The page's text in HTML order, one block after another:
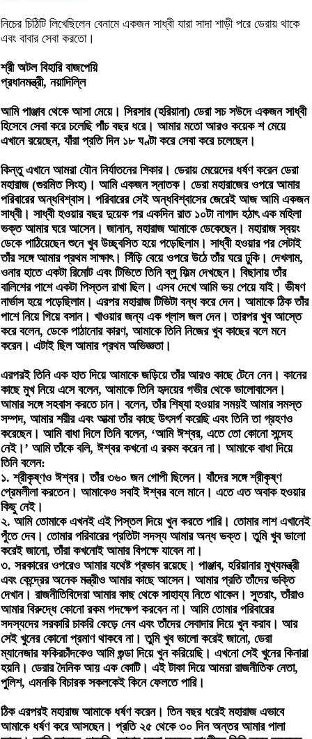
নিচের চিঠিটি লিখেছিলেন বেনামে একজন সাধ্বী যারা সাদা শাড়ী পরে ডেরায় থাকে
এবং বাবার সেবা করতো।
শ্রী অটল বিহারি বাজপেয়ি
প্রধানমন্ত্রী, নয়াদিল্লি
আমি পাঞ্জাব থেকে আসা মেয়ে। সিরসার (হরিয়ানা) ডেরা সচ সউদে একজন সাধ্বী
হিসেবে সেবা করে চলেছি পাঁচ বছর ধরে। আমার মতো আরও কয়েক শ মেয়ে
এখানে রয়েছেন, যাঁরা প্রতি দিন ১৮ ঘণ্টা করে সেবা করে চলেছেন।
কিন্তু এখানে আমরা যৌন নির্যাতনের শিকার। ডেরায় মেয়েদের ধর্ষণ করেন ডেরা
মহারাজ (গুরমিত সিংহ)। আমি একজন স্নাতক। ডেরা মহারাজের ওপরে আমার
পরিবারের অন্ধবিশ্বাস‌‌। পরিবারের সেই অন্ধবিশ্বাসের জেরেই আজ আমি একজন
সাধ্বী। সাধ্বী হওয়ার বছর দুয়েক পর একদিন রাত ১০টা নাগাদ হঠাৎ এক মহিলা
ভক্ত আমার ঘরে আসেন। জানান, মহারাজ আমাকে ডেকেছেন। মহারাজ স্বয়ং
ডেকে পাঠিয়েছেন শুনে খুব উচ্ছ্বসিত হয়ে পড়েছিলাম। সাধ্বী হওয়ার পর সেটাই
তাঁর সঙ্গে আমার প্রথম সাক্ষাৎ। সিঁড়ি বেয়ে ওপরে উঠে তাঁর ঘরে ঢুকি। দেখলাম,
ওনার হাতে একটা রিমোট এবং টিভিতে তিনি ব্লু ফিল্ম দেখছেন। বিছানায় তাঁর
বালিশের পাশে একটা পিস্তল রাখা ছিল। এসব দেখে আমি ভয় পেয়ে যাই। ভীষণ
নার্ভাস হয়ে পড়েছিলাম। এরপর মহারাজ টিভিটা বন্ধ করে দেন। আমাকে ঠিক তাঁর
পাশে নিয়ে গিয়ে বসান। খাওয়ার জন্য এক গ্লাস জল দেন। তারপর খুব আস্তে
করে বলেন, ডেকে পাঠানোর কারণ, আমাকে তিনি নিজের খুব কাছের বলে মনে
করেন। এটাই ছিল আমার প্রথম অভিজ্ঞতা।
এরপরই তিনি এক হাত দিয়ে আমাকে জড়িয়ে তাঁর আরও কাছে টেনে নেন। কানের
কাছে মুখ নিয়ে এসে বলেন, আমাকে তিনি হৃদয়ের গভীর থেকে ভালোবাসেন।
আমার সঙ্গে সহবাস করতে চান। বলেন, তাঁর শিষ্যা হওয়ার সময়ই আমার সমস্ত
সম্পদ, আমার শরীর এবং আত্মা তাঁর কাছে উৎসর্গ করেছি এবং তিনি তা গ্রহণও
করেছেন। আমি বাধা দিলে তিনি বলেন, ‘আমি ঈশ্বর, এতে তো কোনো সন্দেহ
নেই।’ আমি তাঁকে বলি, ঈশ্বর কখনো এ রকম করেন না। আমাকে বাধা দিয়ে
তিনি বলেন:
১. শ্রীকৃষ্ণও ঈশ্বর। তাঁর ৩৬০ জন গোপী ছিলেন। যাঁদের সঙ্গে শ্রীকৃষ্ণ
প্রেমলীলা করতেন। আমাকেও সবাই ঈশ্বর বলে মানে। এতে এত অবাক হওয়ার
কিছু নেই।
২. আমি তোমাকে এখনই এই পিস্তল দিয়ে খুন করতে পারি। তোমার লাশ এখানেই
পুঁতে দেব। তোমার পরিবারের প্রতিটা সদস্য আমার অন্ধ ভক্ত। তুমি খুব ভালো
করেই জানো, তাঁরা কখনোই আমার বিপক্ষে যাবেন না।
৩. সরকারের ওপরেও আমার যথেষ্ট প্রভাব রয়েছে। পাঞ্জাব, হরিয়ানার মুখ্যমন্ত্রী
এবং কেন্দ্রের অনেক মন্ত্রীও আমার কাছে আসেন। আমার প্রতি তাঁদের ভক্তি
দেখান। রাজনীতিবিদেরা আমার কাছ থেকে সাহায্য নিতে থাকেন। সুতরাং, তাঁরাও
আমার বিরুদ্ধে কোনো রকম পদক্ষেপ করবেন না। আমি তোমার পরিবারের
সদস্যদের সরকারি চাকরি কেড়ে নেব এবং তাঁদের সেবাদার দিয়ে খুন করাব। আর
সেই খুনের কোনো প্রমাণ থাকবে না। তুমি খুব ভালো করেই জানো, ডেরা
ম্যানেজার ফকিরচাঁদকেও আমি গুন্ডা দিয়ে খুন করিয়েছি। এখনো সেই খুনের কিনারা
হয়নি। ডেরার দৈনিক আয় এক কোটি। এই টাকা দিয়ে আমরা রাজনীতিক নেতা,
পুলিশ, এমনকি বিচারক সকলকেই কিনে ফেলতে পারি।
ঠিক এরপরই মহারাজ আমাকে ধর্ষণ করেন। তিন বছর ধরেই মহারাজ এভাবে
আমাকে ধর্ষণ করে আসছেন। প্রতি ২৫ থেকে ৩০ দিন অন্তর আমার পালা